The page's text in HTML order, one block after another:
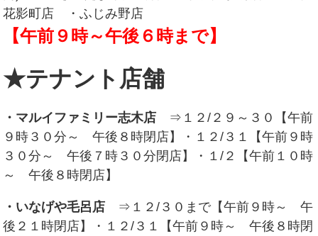
花影町店 ・ふじみ野店
【午前９時～午後６時まで】
★テナント店舗
・マルイファミリー志木店 ⇒１２/２９～３０【午前
９時３０分～ 午後８時閉店】・１２/３１【午前９時
３０分～ 午後７時３０分閉店】・１/２【午前１０時
～ 午後８時閉店】
・いなげや毛呂店 ⇒１２/３０まで【午前９時～ 午
後２１時閉店】・１２/３１【午前９時～ 午後８時閉